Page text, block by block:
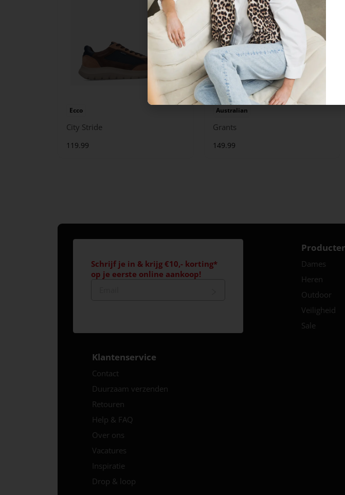
Ecco
City Stride
119.99
Australian
Grants
149.99
Schrijf je in & krijg €10,- korting*
op je eerste online aankoop!
Dames
Heren
Outdoor
Veiligheid
Sale
Klantenservice
Contact
Duurzaam verzenden
Retouren
Help & FAQ
Over ons
Vacatures
Inspiratie
Drop & loop